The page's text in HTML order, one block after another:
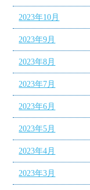
2023年10月
2023年9月
2023年8月
2023年7月
2023年6月
2023年5月
2023年4月
2023年3月